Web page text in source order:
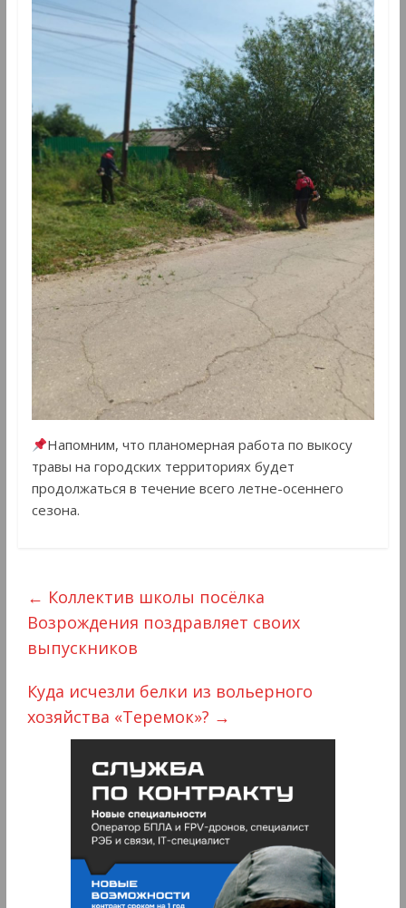
Напомним, что планомерная работа по выкосу
травы на городских территориях будет
продолжаться в течение всего летне-осеннего
сезона.
← Коллектив школы посёлка
Возрождения поздравляет своих
выпускников
Куда исчезли белки из вольерного
хозяйства «Теремок»? →